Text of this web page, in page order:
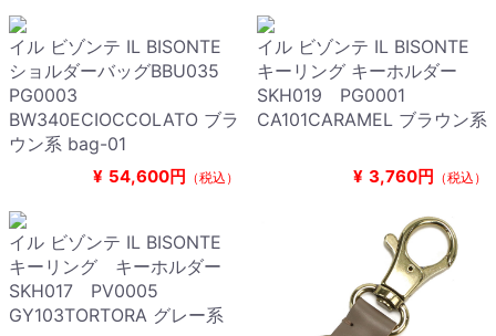
イル ビゾンテ IL BISONTE
ショルダーバッグBBU035
PG0003
BW340ECIOCCOLATO ブラ
ウン系 bag-01
¥ 54,600円 （税込）
イル ビゾンテ IL BISONTE
キーリング キーホルダー
SKH019 PG0001
CA101CARAMEL ブラウン系
¥ 3,760円 （税込）
イル ビゾンテ IL BISONTE
キーリング キーホルダー
SKH017 PV0005
GY103TORTORA グレー系